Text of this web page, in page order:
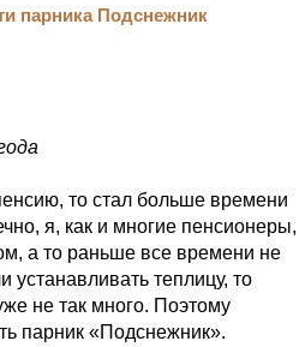
то стал больше времени
я, как и многие пенсионеры,
а то раньше все времени не
устанавливать теплицу, то
не так много. Поэтому
парник «Подснежник».